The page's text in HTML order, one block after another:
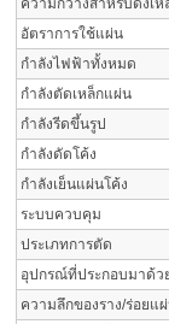
ความกว้างสำหรับดึงเห
อัตราการใช้แผ่น
กำลังไฟฟ้าทั้งหมด
กำลังตัดเหล็กแผ่น
กำลังรีดขึ้นรูป
กำลังดัดโค้ง
กำลังเย็นแผ่นโค้ง
ระบบควบคุม
ประเภทการตัด
อุปกรณ์ที่ประกอบมาด้ว
ความลึกของราง/ร่อยแ